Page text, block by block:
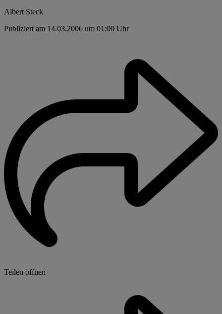
Albert Steck
Publiziert am 14.03.2006 um 01:00 Uhr
Teilen öffnen